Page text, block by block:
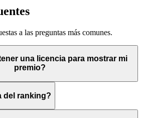
a las preguntas más comunes.
una licencia para mostrar mi
premio?
del ranking?